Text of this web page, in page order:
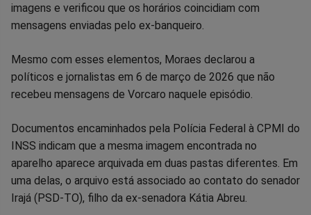
imagens e verificou que os horários coincidiam com
mensagens enviadas pelo ex-banqueiro.
Mesmo com esses elementos, Moraes declarou a
políticos e jornalistas em 6 de março de 2026 que não
recebeu mensagens de Vorcaro naquele episódio.
Documentos encaminhados pela Polícia Federal à CPMI do
INSS indicam que a mesma imagem encontrada no
aparelho aparece arquivada em duas pastas diferentes. Em
uma delas, o arquivo está associado ao contato do senador
Irajá (PSD-TO), filho da ex-senadora Kátia Abreu.